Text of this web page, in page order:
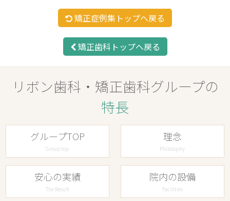
矯正症例集トップへ戻る
矯正歯科トップへ戻る
リボン歯科・矯正歯科グループの
特長
グループTOP
Group top
理念
Philosophy
安心の実績
The Result
院内の設備
Facilities